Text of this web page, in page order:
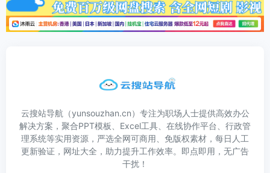
云搜站导航（yunsouzhan.cn）专注为职场人士提供高效办公
解决方案，聚合PPT模板、Excel工具、在线协作平台、行政管
理系统等实用资源，严选全网可商用、免版权素材，每日人工
更新验证，网址大全，助力提升工作效率。即点即用，无广告
干扰！